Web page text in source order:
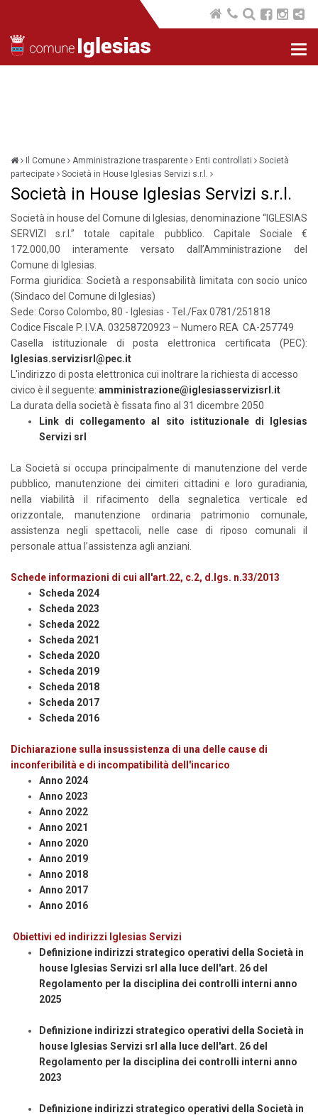
Il Comune Amministrazione trasparente Enti controllati
Società
partecipate
Società in House Iglesias Servizi s.r.l.
Società in House Iglesias Servizi s.r.l.
Società in house del Comune di Iglesias, denominazione “IGLESIAS
SERVIZI s.r.l.” totale capitale pubblico. Capitale Sociale €
172.000,00 interamente versato dall’Amministrazione del
Comune di Iglesias.
Forma giuridica: Società a responsabilità limitata con socio unico
(Sindaco del Comune di Iglesias)
Sede: Corso Colombo, 80 - Iglesias - Tel./Fax 0781/251818
Codice Fiscale P. I.V.A. 03258720923 – Numero REA CA-257749
Casella istituzionale di posta elettronica certificata (PEC):
Iglesias.servizisrl@pec.it
L'indirizzo di posta elettronica cui inoltrare la richiesta di accesso
civico è il seguente: amministrazione@iglesiasservizisrl.it
La durata della società è fissata fino al 31 dicembre 2050
Link di collegamento al sito istituzionale di Iglesias
Servizi srl
La Società si occupa principalmente di manutenzione del verde
pubblico, manutenzione dei cimiteri cittadini e loro guradiania,
nella viabilità il rifacimento della segnaletica verticale ed
orizzontale, manutenzione ordinaria patrimonio comunale,
assistenza negli spettacoli, nelle case di riposo comunali il
personale attua l’assistenza agli anziani.
Schede informazioni di cui all'art.22, c.2, d.lgs. n.33/2013
Scheda 2024
Scheda 2023
Scheda 2022
Scheda 2021
Scheda 2020
Scheda 2019
Scheda 2018
Scheda 2017
Scheda 2016
Dichiarazione sulla insussistenza di una delle cause di
inconferibilità e di incompatibilità dell'incarico
Anno 2024
Anno 2023
Anno 2022
Anno 2021
Anno 2020
Anno 2019
Anno 2018
Anno 2017
Anno 2016
Obiettivi ed indirizzi Iglesias Servizi
Definizione indirizzi strategico operativi della Società in
house Iglesias Servizi srl alla luce dell'art. 26 del
Regolamento per la disciplina dei controlli interni anno
2025
Definizione indirizzi strategico operativi della Società in
house Iglesias Servizi srl alla luce dell'art. 26 del
Regolamento per la disciplina dei controlli interni anno
2023
Definizione indirizzi strategico operativi della Società in